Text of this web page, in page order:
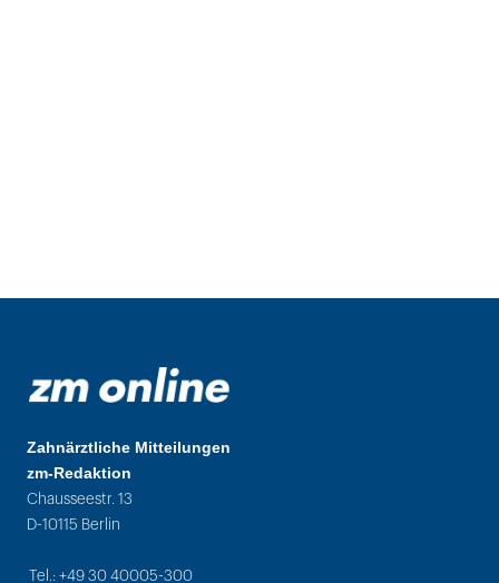
Zahnärztliche Mitteilungen
zm-Redaktion
Chausseestr. 13
D-10115 Berlin
Tel.: +49 30 40005-300